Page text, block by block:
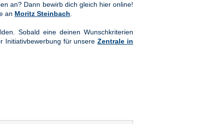
an? Dann bewirb dich gleich hier online!
an Moritz Steinbach
Sobald eine deinen Wunschkriterien
Initiativbewerbung für unsereZentrale in